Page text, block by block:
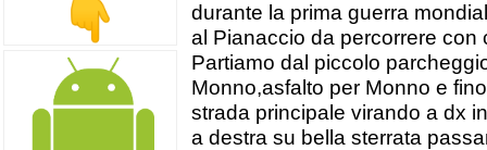
durante la prima guerra
al Pianaccio da percorrere con
Partiamo dal piccolo
Monno,asfalto per Monno e
strada principale virando a dx
a destra su bella sterrata